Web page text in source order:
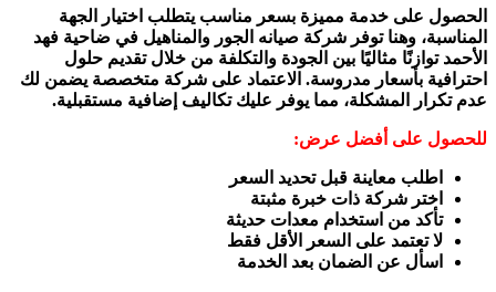
الحصول على خدمة مميزة بسعر مناسب يتطلب اختيار الجهة
المناسبة، وهنا توفر شركة صيانه الجور والمناهيل في ضاحية فهد
الأحمد توازنًا مثاليًا بين الجودة والتكلفة من خلال تقديم حلول
احترافية بأسعار مدروسة. الاعتماد على شركة متخصصة يضمن لك
عدم تكرار المشكلة، مما يوفر عليك تكاليف إضافية مستقبلية.
للحصول على أفضل عرض:
اطلب معاينة قبل تحديد السعر
اختر شركة ذات خبرة مثبتة
تأكد من استخدام معدات حديثة
لا تعتمد على السعر الأقل فقط
اسأل عن الضمان بعد الخدمة